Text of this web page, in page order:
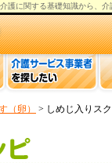
介護に関する基礎知識から、 介
（卵） > しめじ入りス